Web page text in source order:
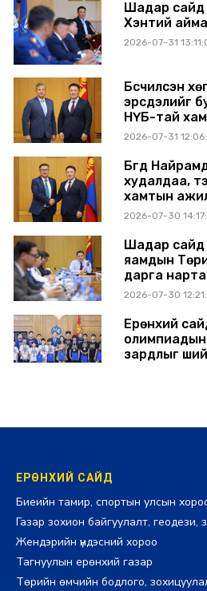
Шадар
Хэнтий
2026-07-31
Бүсчилсэн
эрсдэлийг
НҮБ-тай
2026-07-31
Бүгд
худалдаа,
хамтын
2026-07-30
Шадар сайд
яамдын
дарга
хуралдлаа
2026-07-30
Ерөнхий
олимпиадын
зардлыг
ЕРӨНХИЙ САЙД
Биеийн тамир, спортын улсын
Газар зохион байгуулалт, геодези,
Жендэрийн үндэсний хороо
Тагнуулын ерөнхий газар
Төрийн өмчийн бодлого,